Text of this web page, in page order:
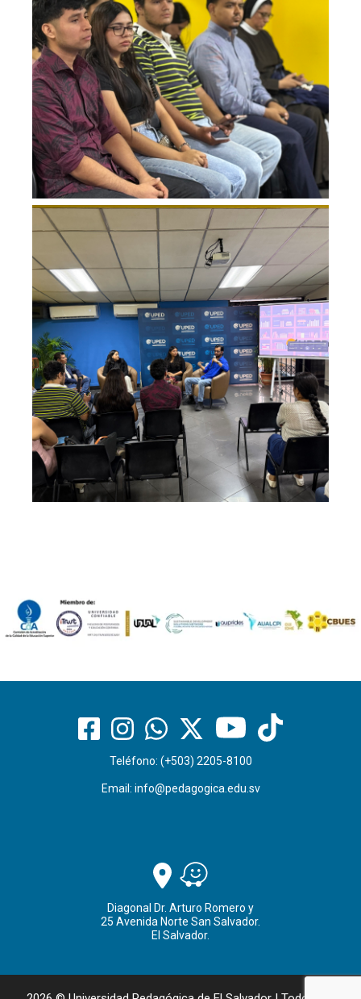
Teléfono: (+503) 2205-8100
Email: info@pedagogica.edu.sv
Diagonal Dr. Arturo Romero y
25 Avenida Norte San Salvador.
El Salvador.